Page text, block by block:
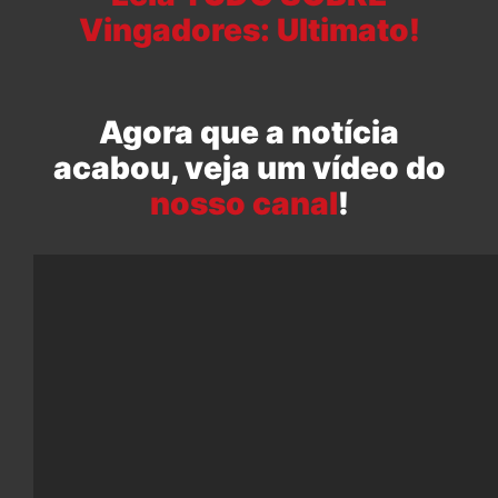
Vingadores: Ultimato!
Agora que a notícia
acabou, veja um vídeo do
nosso canal!